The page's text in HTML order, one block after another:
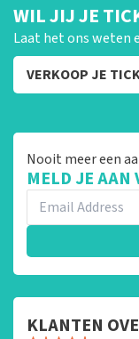
WIL JIJ JE
Laat het ons weten
VERKOOP JE
Nooit meer een
MELD JE AAN
KLANTEN